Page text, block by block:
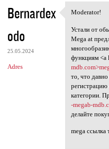
Bernardex
odo
25.05.2024
Adres
Moderator!
Moderator!
Устали от
Mega at
функциям <a
то, что
регистрацию
категории.
-megab-
делайте
mega ссылка